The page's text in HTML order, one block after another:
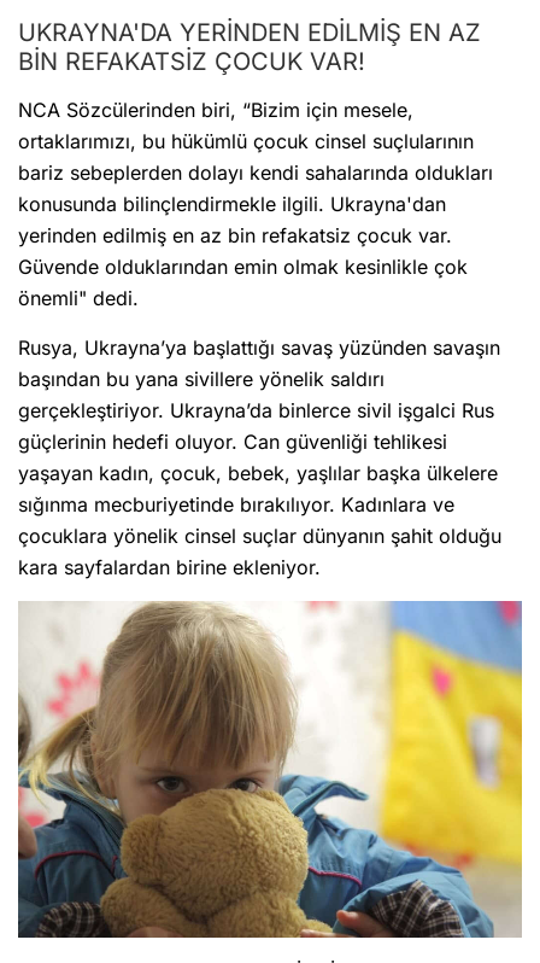
UKRAYNA'DA YERİNDEN EDİLMİŞ EN AZ
BİN REFAKATSİZ ÇOCUK VAR!
NCA Sözcülerinden biri, “Bizim için mesele,
ortaklarımızı, bu hükümlü çocuk cinsel suçlularının
bariz sebeplerden dolayı kendi sahalarında oldukları
konusunda bilinçlendirmekle ilgili. Ukrayna'dan
yerinden edilmiş en az bin refakatsiz çocuk var.
Güvende olduklarından emin olmak kesinlikle çok
önemli" dedi.
Rusya, Ukrayna’ya başlattığı savaş yüzünden savaşın
başından bu yana sivillere yönelik saldırı
gerçekleştiriyor. Ukrayna’da binlerce sivil işgalci Rus
güçlerinin hedefi oluyor. Can güvenliği tehlikesi
yaşayan kadın, çocuk, bebek, yaşlılar başka ülkelere
sığınma mecburiyetinde bırakılıyor. Kadınlara ve
çocuklara yönelik cinsel suçlar dünyanın şahit olduğu
kara sayfalardan birine ekleniyor.